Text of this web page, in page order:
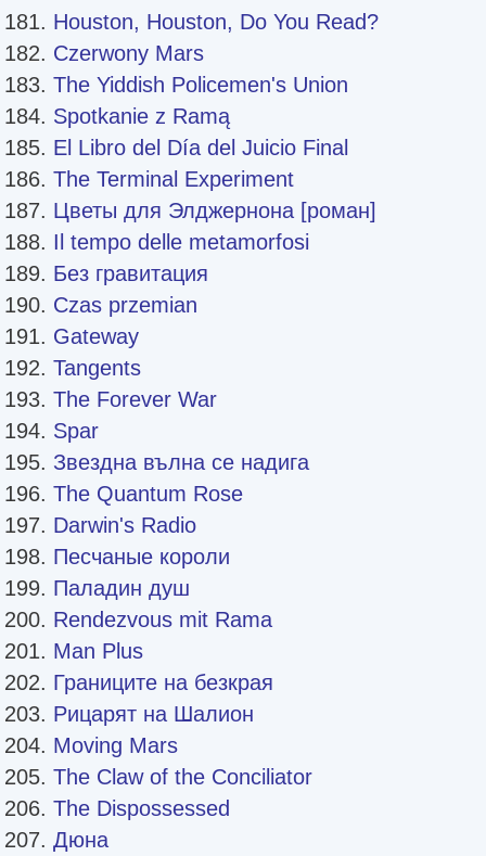
Houston, Houston, Do You Read?
Czerwony Mars
The Yiddish Policemen's Union
Spotkanie z Ramą
El Libro del Día del Juicio Final
The Terminal Experiment
Цветы для Элджернона [роман]
Il tempo delle metamorfosi
Без гравитация
Czas przemian
Gateway
Tangents
The Forever War
Spar
Звездна вълна се надига
The Quantum Rose
Darwin's Radio
Песчаные короли
Паладин душ
Rendezvous mit Rama
Man Plus
Границите на безкрая
Рицарят на Шалион
Moving Mars
The Claw of the Conciliator
The Dispossessed
Дюна